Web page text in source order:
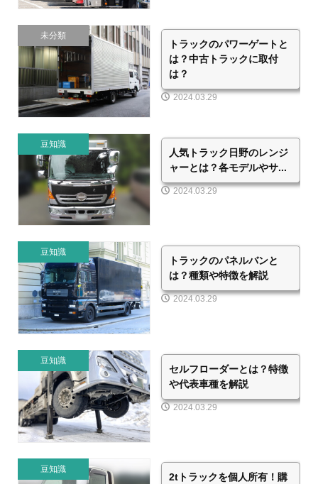
未分類
トラックのパワーゲートと
は？中古トラックに取付
は？
2024.03.29
豆知識
人気トラック日野のレンジ
ャーとは？各モデルやサ...
2024.03.29
豆知識
トラックのパネルバンと
は？種類や特徴を解説
2024.03.29
豆知識
セルフローダーとは？特徴
や代表車種を解説
2024.03.29
豆知識
2tトラックを個人所有！購